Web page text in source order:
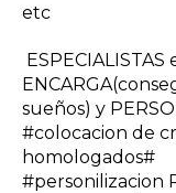
etc
sueños) y
#colocacion de
homologados#
#personilizacion